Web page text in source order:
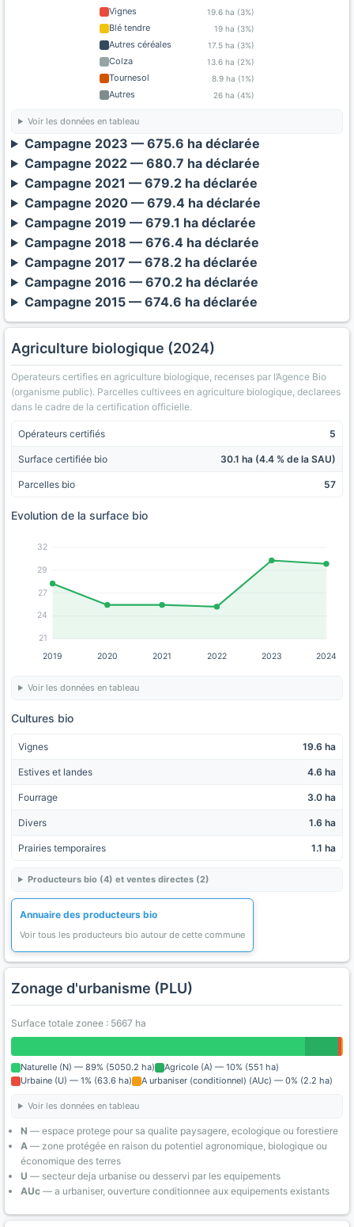
Vignes 19.6 ha (3%)
Blé tendre 19 ha (3%)
Autres céréales 17.5 ha (3%)
Colza 13.6 ha (2%)
Tournesol 8.9 ha (1%)
Autres 26 ha (4%)
Voir les données en tableau
Campagne 2023 — 675.6 ha déclarée
Campagne 2022 — 680.7 ha déclarée
Campagne 2021 — 679.2 ha déclarée
Campagne 2020 — 679.4 ha déclarée
Campagne 2019 — 679.1 ha déclarée
Campagne 2018 — 676.4 ha déclarée
Campagne 2017 — 678.2 ha déclarée
Campagne 2016 — 670.2 ha déclarée
Campagne 2015 — 674.6 ha déclarée
Agriculture biologique (2024)
Operateurs certifies en agriculture biologique, recenses par l’Agence Bio
(organisme public). Parcelles cultivees en agriculture biologique, declarees
dans le cadre de la certification officielle.
Opérateurs certifiés 5
Surface certifiée bio 30.1 ha (4.4 % de la SAU)
Parcelles bio 57
Evolution de la surface bio
21
24
27
29
32
2019 2020 2021 2022 2023 2024
Voir les données en tableau
Cultures bio
Vignes 19.6 ha
Estives et landes 4.6 ha
Fourrage 3.0 ha
Divers 1.6 ha
Prairies temporaires 1.1 ha
Producteurs bio (4) et ventes directes (2)
Annuaire des producteurs bio
Voir tous les producteurs bio autour de cette commune
Zonage d'urbanisme (PLU)
Surface totale zonee : 5667 ha
Naturelle (N) — 89% (5050.2 ha)
Agricole (A) — 10% (551 ha)
Urbaine (U) — 1% (63.6 ha)
A urbaniser (conditionnel) (AUc) — 0% (2.2 ha)
Voir les données en tableau
N — espace protege pour sa qualite paysagere, ecologique ou forestiere
A — zone protégée en raison du potentiel agronomique, biologique ou
économique des terres
U — secteur deja urbanise ou desservi par les equipements
AUc — a urbaniser, ouverture conditionnee aux equipements existants